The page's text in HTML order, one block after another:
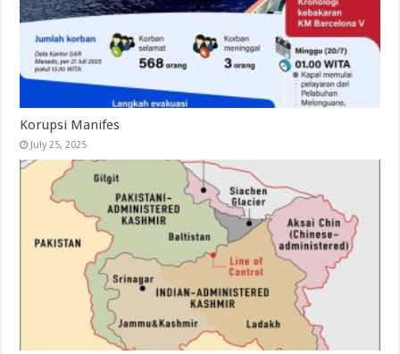
Korupsi Manifes
July 25, 2025